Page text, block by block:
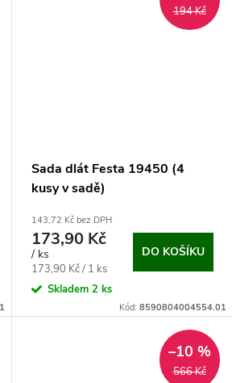
194 Kč
Sada dlát Festa 19450 (4
kusy v sadě)
143,72 Kč bez DPH
173,90 Kč
/ ks
Měrná
cena:
173,90 Kč / 1 ks
Skladem2 ks
DO KOŠÍKU
Kód: 8590804004554.01
566 Kč
–10 %